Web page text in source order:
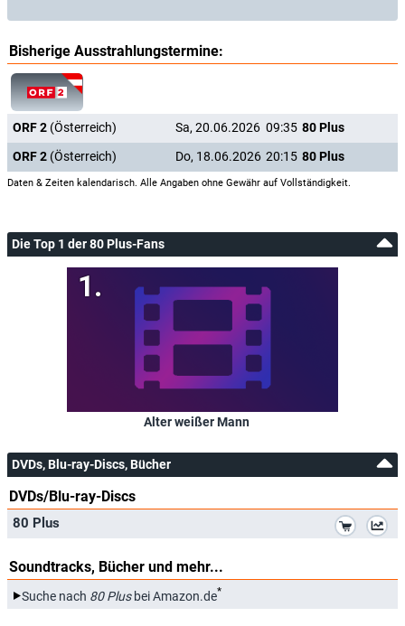
Bisherige Ausstrahlungstermine:
ORF 2 (Österreich) Sa, 20.06.2026 09:35 80 Plus
ORF 2 (Österreich) Do, 18.06.2026 20:15 80 Plus
Daten & Zeiten kalendarisch. Alle Angaben ohne Gewähr auf Vollständigkeit.
Die Top 1 der 80 Plus-Fans
Alter weißer Mann
DVDs, Blu-ray-Discs, Bücher
DVDs/Blu-ray-Discs
80 Plus
Soundtracks, Bücher und mehr...
Suche nach 80 Plusbei Amazon.de*